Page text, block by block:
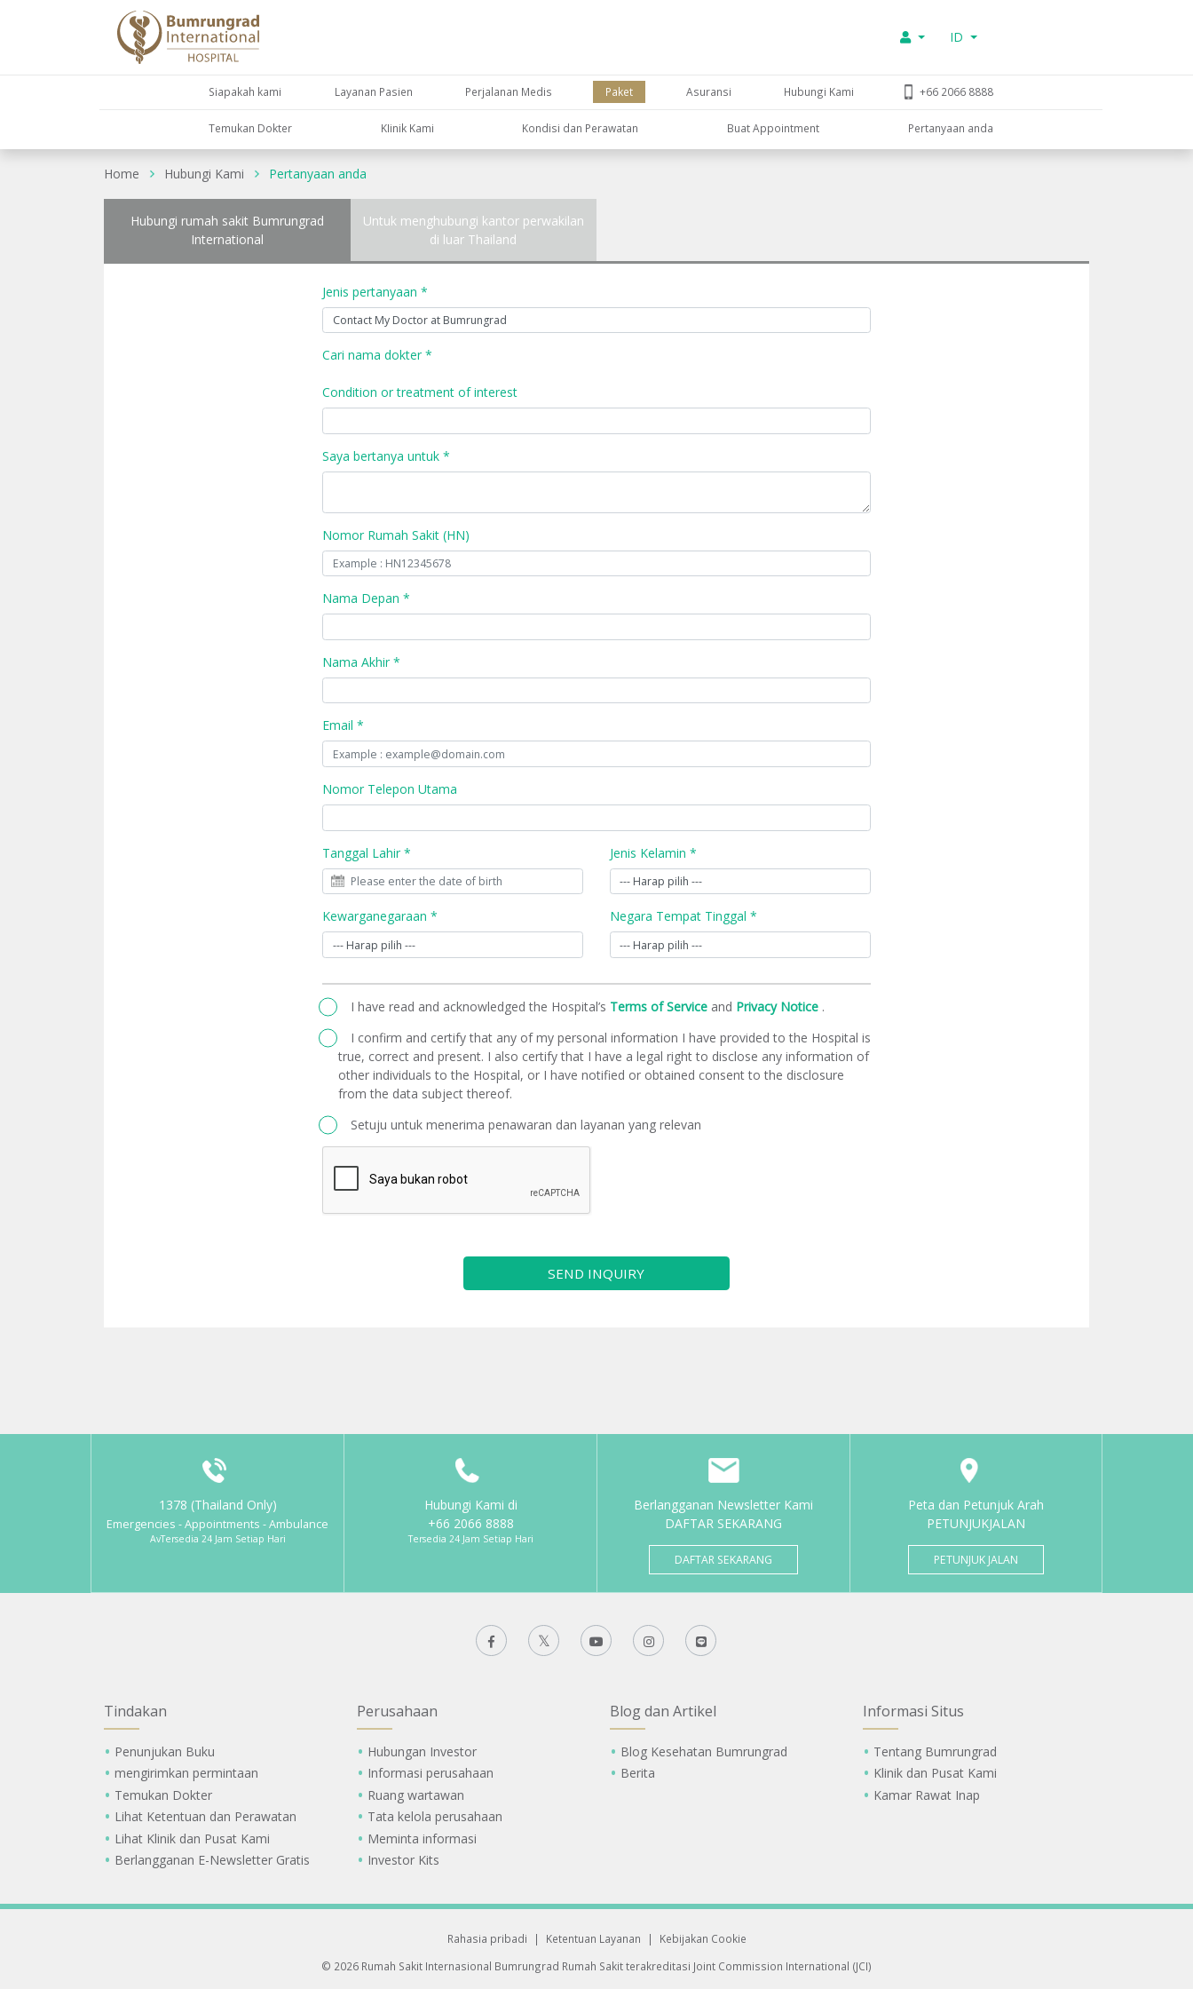
ID
Siapakah kami Layanan Pasien Perjalanan Medis Paket Asuransi Hubungi Kami +66 2066 8888
Temukan Dokter KIinik Kami Kondisi dan Perawatan Buat Appointment Pertanyaan anda
Home Hubungi Kami Pertanyaan anda
Hubungi rumah sakit Bumrungrad
International
Untuk menghubungi kantor perwakilan
di luar Thailand
Jenis pertanyaan *
Cari nama dokter *
Condition or treatment of interest
Saya bertanya untuk *
Nomor Rumah Sakit (HN)
Nama Depan *
Nama Akhir *
Email *
Nomor Telepon Utama
Tanggal Lahir * Jenis Kelamin *
Kewarganegaraan * Negara Tempat Tinggal *
I have read and acknowledged the Hospital’s Terms of Service and Privacy Notice .
I confirm and certify that any of my personal information I have provided to the Hospital is
true, correct and present. I also certify that I have a legal right to disclose any information of
other individuals to the Hospital, or I have notified or obtained consent to the disclosure
from the data subject thereof.
Setuju untuk menerima penawaran dan layanan yang relevan
SEND INQUIRY
1378 (Thailand Only)
Emergencies - Appointments - Ambulance
AvTersedia 24 Jam Setiap Hari
Hubungi Kami di
+66 2066 8888
Tersedia 24 Jam Setiap Hari
Berlangganan Newsletter Kami
DAFTAR SEKARANG
DAFTAR SEKARANG
Peta dan Petunjuk Arah
PETUNJUKJALAN
PETUNJUK JALAN
Tindakan
Penunjukan Buku
mengirimkan permintaan
Temukan Dokter
Lihat Ketentuan dan Perawatan
Lihat Klinik dan Pusat Kami
Berlangganan E-Newsletter Gratis
Perusahaan
Hubungan Investor
Informasi perusahaan
Ruang wartawan
Tata kelola perusahaan
Meminta informasi
Investor Kits
Blog dan Artikel
Blog Kesehatan Bumrungrad
Berita
Informasi Situs
Tentang Bumrungrad
Klinik dan Pusat Kami
Kamar Rawat Inap
Rahasia pribadi | Ketentuan Layanan |
Kebijakan Cookie
© 2026 Rumah Sakit Internasional Bumrungrad Rumah Sakit terakreditasi Joint Commission International (JCI)